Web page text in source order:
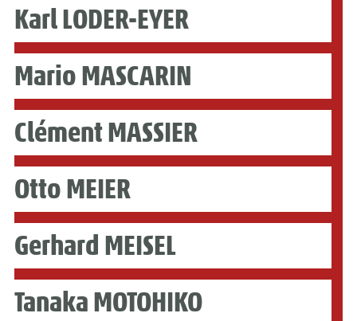
Karl LODER-EYER
Mario MASCARIN
Clément MASSIER
Otto MEIER
Gerhard MEISEL
Tanaka MOTOHIKO